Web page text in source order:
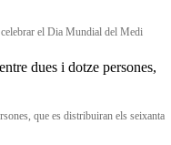
el Dia Mundial del Medi
que es distribuiran els seixanta